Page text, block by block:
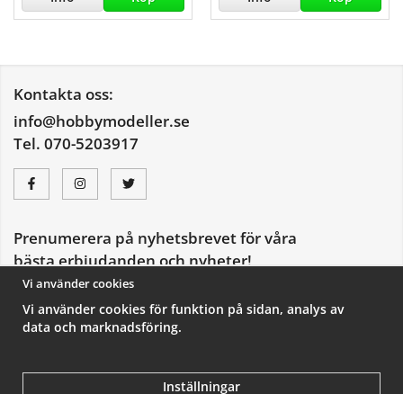
Kontakta oss:
info@hobbymodeller.se
Tel. 070-5203917
Prenumerera på nyhetsbrevet för våra
bästa erbjudanden och nyheter!
E-
postadress
De uppgifter du matar in kommer endast användas till våra nyhetsbrev.
Vi använder cookies
Vi använder cookies för funktion på sidan, analys av
data och marknadsföring.
Inställningar